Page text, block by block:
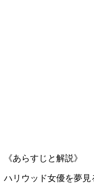
《あらすじと解説》
ハリウッド女優を夢